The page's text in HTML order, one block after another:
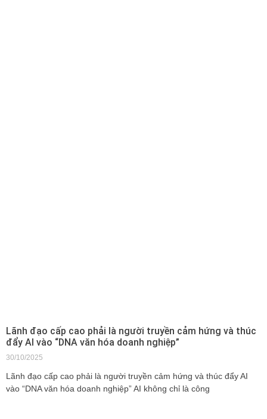
Lãnh đạo cấp cao phải là người truyền cảm hứng và thúc
đẩy AI vào “DNA văn hóa doanh nghiệp”
30/10/2025
Lãnh đạo cấp cao phải là người truyền cảm hứng và thúc đẩy AI
vào “DNA văn hóa doanh nghiệp” AI không chỉ là công